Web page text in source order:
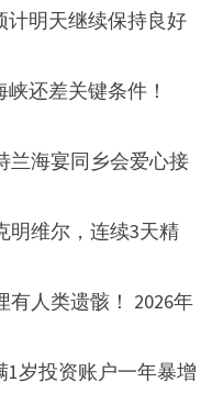
计明天继续保持良好
还差关键条件！
兰海宴同乡会爱心接
明维尔，连续3天精
人类遗骸！ 2026年
1岁投资账户一年暴增